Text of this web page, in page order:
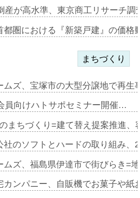
産が高水準、東京商工リサーチ
都圏における『新築戸建』の価
まちづくり
ムズ、宝塚市の大型分譲地で再
員向けハトサポセミナー開催…
まちづくり=建て替え提案推進
社のソフトとハードの取り組み
ムズ、福島県伊達市で街びらき=
カンパニー、自販機でお菓子や